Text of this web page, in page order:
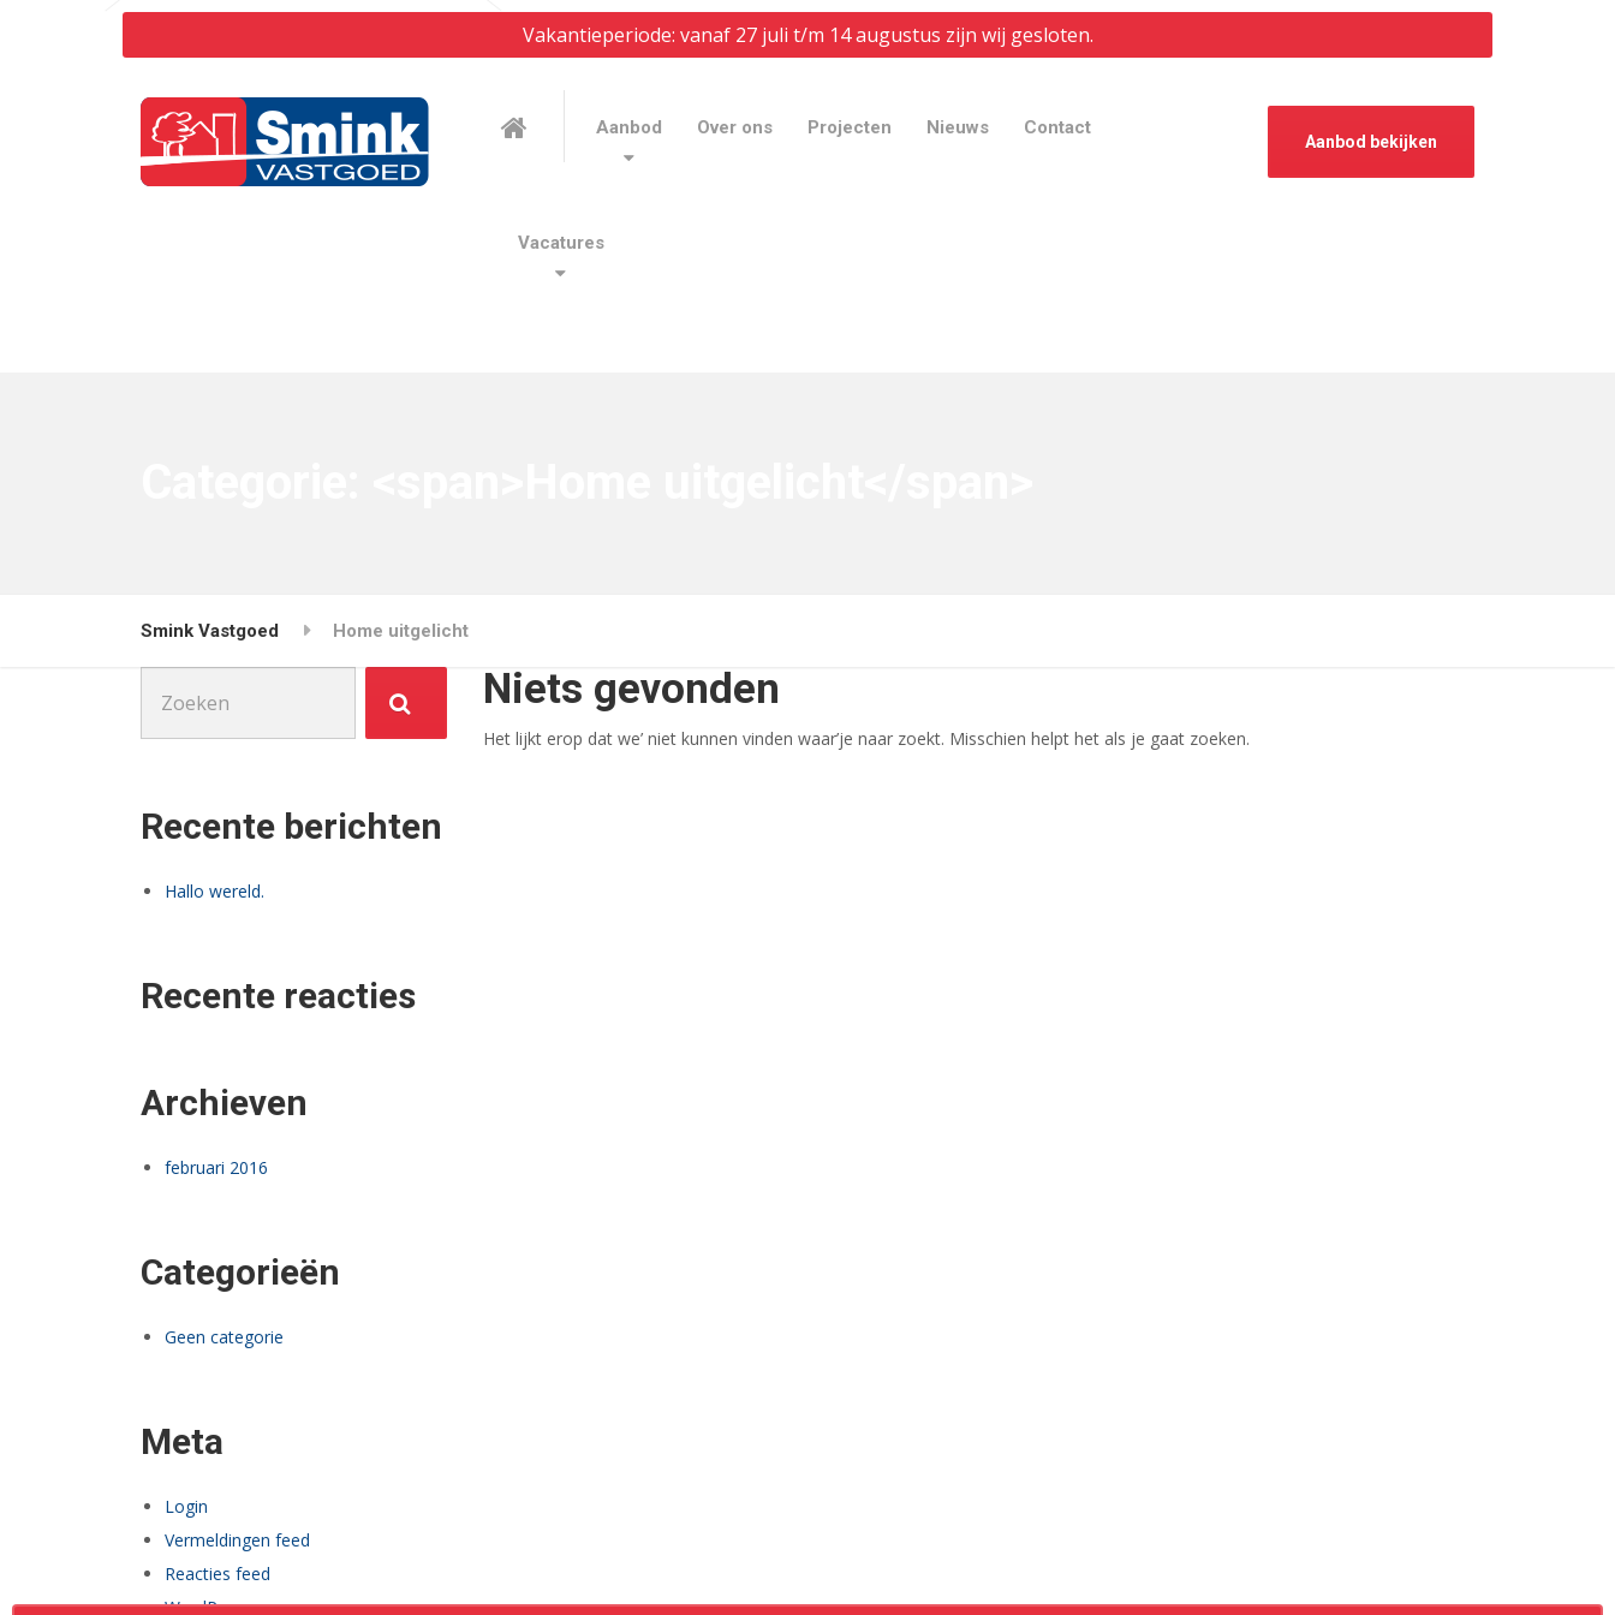
Vakantieperiode: vanaf 27 juli t/m 14 augustus zijn wij gesloten.
Aanbod Over ons Projecten Nieuws Contact
Vacatures
Aanbod bekijken
Smink Vastgoed Home uitgelicht
Niets gevonden
Het lijkt erop dat we’ niet kunnen vinden waar’je naar zoekt. Misschien helpt het als je gaat zoeken.
naar:
Recente berichten
Hallo wereld.
Recente reacties
Archieven
februari 2016
Categorieën
Geen categorie
Meta
Login
Vermeldingen feed
Reacties feed
WordPress.org